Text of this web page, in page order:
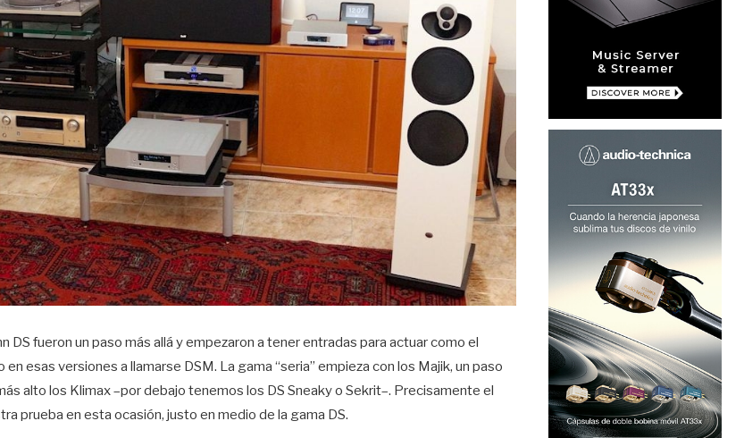
fueron un paso más allá y empezaron a tener entradas para actuar como el
esas versiones a llamarse DSM. La gama “seria” empieza con los Majik, un paso
alto los Klimax –por debajo tenemos los DS Sneaky o Sekrit–. Precisamente el
prueba en esta ocasión, justo en medio de la gama DS.